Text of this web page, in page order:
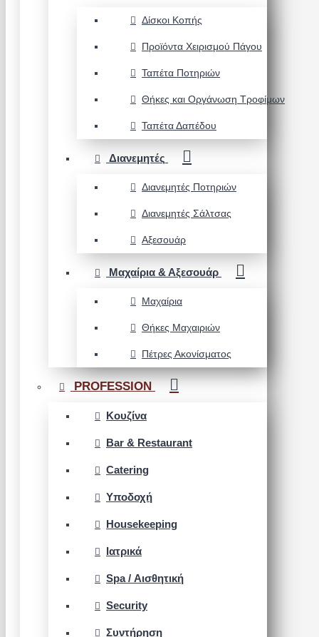
Δίσκοι Κοπής
Προϊόντα Χειρισμού Πάγου
Ταπέτα Ποτηριών
Θήκες και Οργάνωση Τροφίμων
Ταπέτα Δαπέδου
Διανεμητές
Διανεμητές Ποτηριών
Διανεμητές Σάλτσας
Αξεσουάρ
Μαχαίρια & Αξεσουάρ
Μαχαίρια
Θήκες Μαχαιριών
Πέτρες Ακονίσματος
PROFESSION
Κουζίνα
Bar & Restaurant
Catering
Υποδοχή
Housekeeping
Ιατρικά
Spa / Αισθητική
Security
Συντήρηση